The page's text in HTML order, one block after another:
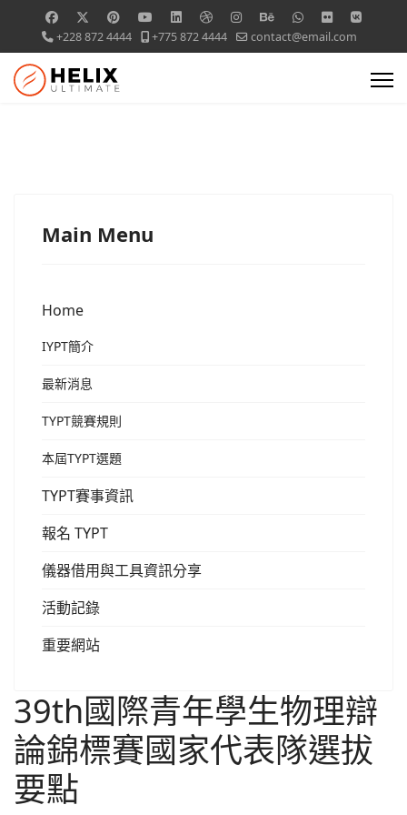
+228 872 4444 +775 872 4444 contact@email.com
Main Menu
Home
IYPT簡介
最新消息
TYPT競賽規則
本屆TYPT選題
TYPT賽事資訊
報名 TYPT
儀器借用與工具資訊分享
活動記錄
重要網站
39th國際青年學生物理辯
論錦標賽國家代表隊選拔
要點